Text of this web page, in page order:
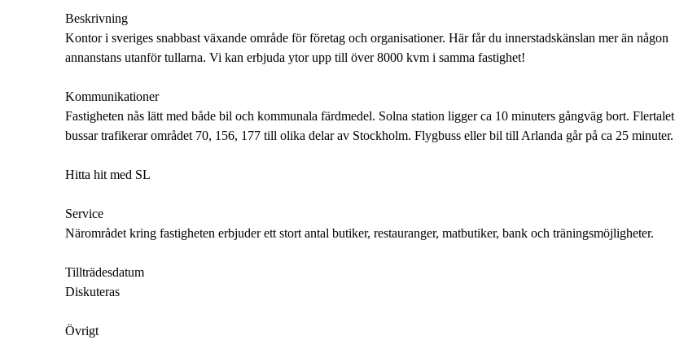
Beskrivning
Kontor i sveriges snabbast växande område för företag och organisationer. Här får du innerstadskänslan mer än någon
annanstans utanför tullarna. Vi kan erbjuda ytor upp till över 8000 kvm i samma fastighet!
Kommunikationer
Fastigheten nås lätt med både bil och kommunala färdmedel. Solna station ligger ca 10 minuters gångväg bort. Flertalet
bussar trafikerar området 70, 156, 177 till olika delar av Stockholm. Flygbuss eller bil till Arlanda går på ca 25 minuter.
Hitta hit med SL
Service
Närområdet kring fastigheten erbjuder ett stort antal butiker, restauranger, matbutiker, bank och träningsmöjligheter.
Tillträdesdatum
Diskuteras
Övrigt